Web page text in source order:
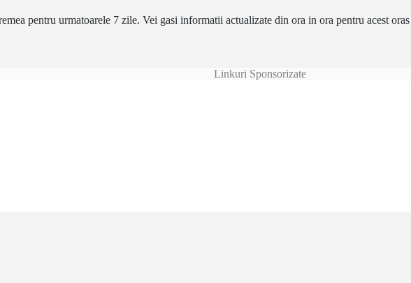
pentru urmatoarele 7 zile. Vei gasi informatii actualizate din ora in ora pentru acest
Linkuri Sponsorizate